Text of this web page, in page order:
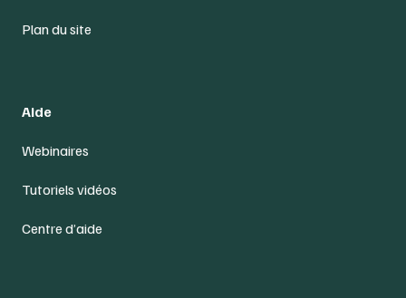
Plan du site
Aide
Webinaires
Tutoriels vidéos
Centre d’aide